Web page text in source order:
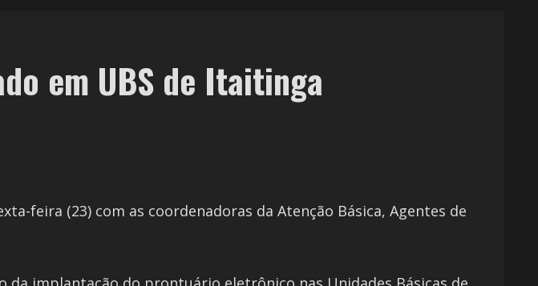
em UBS de Itaitinga
feira (23) com as coordenadoras da Atenção Básica, Agentes de